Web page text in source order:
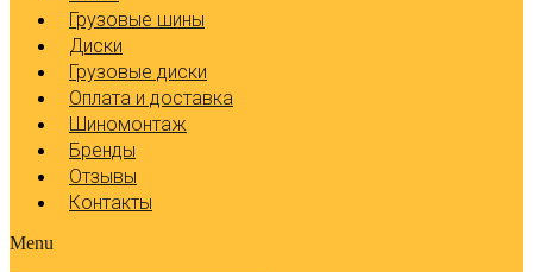
Грузовые шины
Диски
Грузовые диски
Оплата и доставка
Шиномонтаж
Бренды
Отзывы
Контакты
Menu